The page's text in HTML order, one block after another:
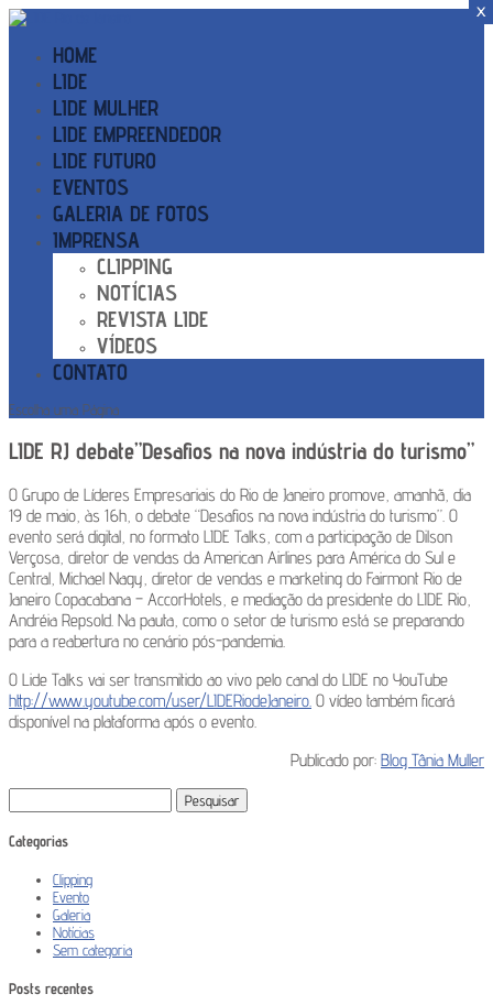
HOME
LIDE
LIDE MULHER
LIDE EMPREENDEDOR
LIDE FUTURO
EVENTOS
GALERIA DE FOTOS
IMPRENSA
CLIPPING
NOTÍCIAS
REVISTA LIDE
VÍDEOS
CONTATO
Escolha uma Página
LIDE RJ debate”Desafios na nova indústria do turismo”
O Grupo de Líderes Empresariais do Rio de Janeiro promove, amanhã, dia
19 de maio, às 16h, o debate “Desafios na nova indústria do turismo”. O
evento será digital, no formato LIDE Talks, com a participação de Dilson
Verçosa, diretor de vendas da American Airlines para América do Sul e
Central, Michael Nagy, diretor de vendas e marketing do Fairmont Rio de
Janeiro Copacabana – AccorHotels, e mediação da presidente do LIDE Rio,
Andréia Repsold. Na pauta, como o setor de turismo está se preparando
para a reabertura no cenário pós-pandemia.
O Lide Talks vai ser transmitido ao vivo pelo canal do LIDE no YouTube
http://www.youtube.com/user/LIDERiodeJaneiro. O vídeo também ficará
disponível na plataforma após o evento.
Publicado por: Blog Tânia Muller
por:
Categorias
Clipping
Evento
Galeria
Notícias
Sem categoria
Posts recentes
X
X
X